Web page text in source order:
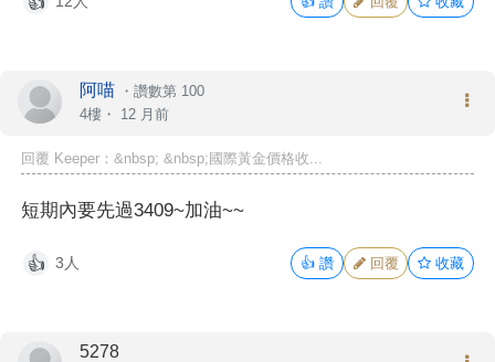
阿喵 ・ 讚數第 100
4樓・ 12 月前
回覆 Keeper：&nbsp; &nbsp;國際黃金價格收...
短期內要先過3409~加油~~
👍 3人 👍 讚 回覆 收藏
5278